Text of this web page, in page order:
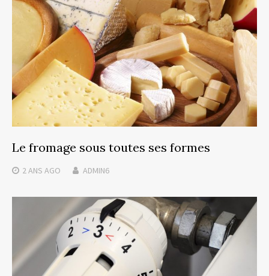
Le fromage sous toutes ses formes
2 ANS AGO ADMIN6